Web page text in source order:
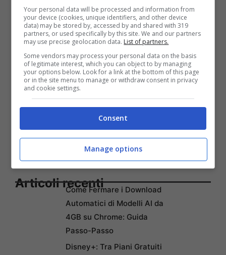
Articoli recentiCome Fermare i Download
Automatici di Modelli AI da
4GB su Chrome: Guida
Passo-Passo
Disney+: Tra Piani Gratuiti
Your personal data will be processed and information from
your device (cookies, unique identifiers, and other device
data) may be stored by, accessed by and shared with 319
partners, or used specifically by this site. We and our partners
may use precise geolocation data. List of partners.
Some vendors may process your personal data on the basis
of legitimate interest, which you can object to by managing
your options below. Look for a link at the bottom of this page
or in the site menu to manage or withdraw consent in privacy
and cookie settings.
Consent
Manage options